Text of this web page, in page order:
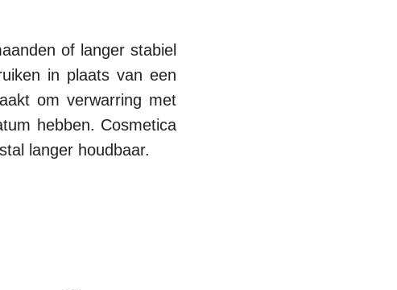
of langer stabiel
in plaats van een
om verwarring met
hebben. Cosmetica
langer houdbaar.